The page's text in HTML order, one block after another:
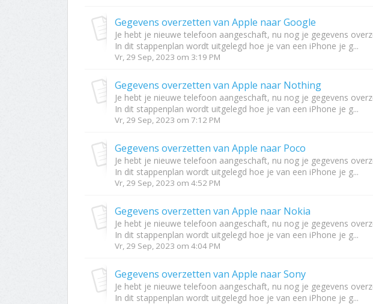
Gegevens overzetten van Apple naar Google
Je hebt je nieuwe telefoon aangeschaft, nu nog je gegevens
In dit stappenplan wordt uitgelegd hoe je van een iPhone je g...
Vr, 29 Sep, 2023 om 3:19 PM
Gegevens overzetten van Apple naar Nothing
Je hebt je nieuwe telefoon aangeschaft, nu nog je gegevens
In dit stappenplan wordt uitgelegd hoe je van een iPhone je g...
Vr, 29 Sep, 2023 om 7:12 PM
Gegevens overzetten van Apple naar Poco
Je hebt je nieuwe telefoon aangeschaft, nu nog je gegevens
In dit stappenplan wordt uitgelegd hoe je van een iPhone je g...
Vr, 29 Sep, 2023 om 4:52 PM
Gegevens overzetten van Apple naar Nokia
Je hebt je nieuwe telefoon aangeschaft, nu nog je gegevens
In dit stappenplan wordt uitgelegd hoe je van een iPhone je g...
Vr, 29 Sep, 2023 om 4:04 PM
Gegevens overzetten van Apple naar Sony
Je hebt je nieuwe telefoon aangeschaft, nu nog je gegevens
In dit stappenplan wordt uitgelegd hoe je van een iPhone je g...